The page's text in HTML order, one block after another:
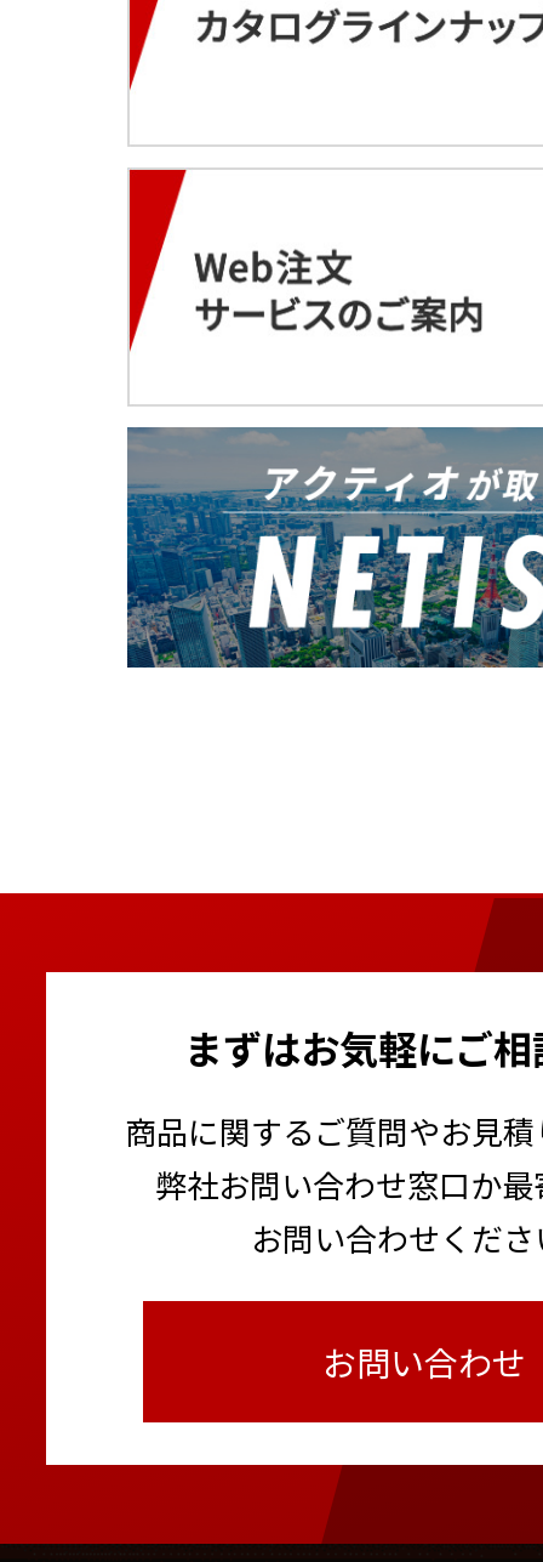
軌陸両用運搬車 デュアル
B4（バケット＆4頭タイ
軌陸バックホー
3月
上腕アシストスーツ
ALCパネル施工機 タテー
キャリアダンプ（解体用
2月
LED投光機6灯式
電光表示機LED（5文字3
ーザー®）
太陽光パネル搭載マイク
送電線鉄塔建設用ジブク
3月
高圧電源車
バッテリー・ユニット
2月
屋内自動飛行システム搭
BIM×Drone
GNSSマシンコントロー
スカイジャスター（吊荷
自動玉外し装置
SGセトー（背面感知ガー
Safety Training System
ラメンテナンス作業点検
3月
充電式バッテリー工具
充電式バッテリーLEDラ
バッテリー・ユニット
2月
重量物吸着搬送機械 グラ
伸縮搬送設置リフター
環境表示計 きんりんくん2
静音発電機
工事看板 ブロー枠
2月
建機レンタル Web注文サ
超低騒音型ハンドガイド
吸遮音パネル
空気清浄機 電気集塵タイ
秤 U字型
4月
衝突被害軽減ブレーキ機
ブーム旋回時走行警告シ
3月
鉄筋探査機
地中探査機
吊荷通過警報システム
ミニクレーン（オールバ
防音サイレンサー パネル
トラック支柱 あおり用
コンクリート養生温度計
スポットエアコン
送風機
クールミスト
スタンドファン
5月
自走式屈伸型ホイール
アルミスロープ
アルミ製6輪台車
4月
ラジコン対応型バックホ
はさまれん棒
杭ナビ
PLCユニット+複合気象
超短焦点プロジェクター
普通騒音計
カニクレーン ナックルブ
バッテリーフォークリフ
まずはお気軽にご
商品に関するご質問やお見
弊社お問い合わせ窓口か
お問い合わせくだ
お問い合わせ